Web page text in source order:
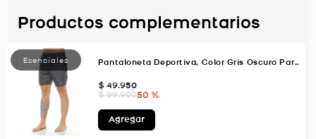
Productos complementarios
Pantaloneta Deportiva, Color Gris Oscuro Para Hombre
$ 49.950
$ 99.90050 %
Agregar